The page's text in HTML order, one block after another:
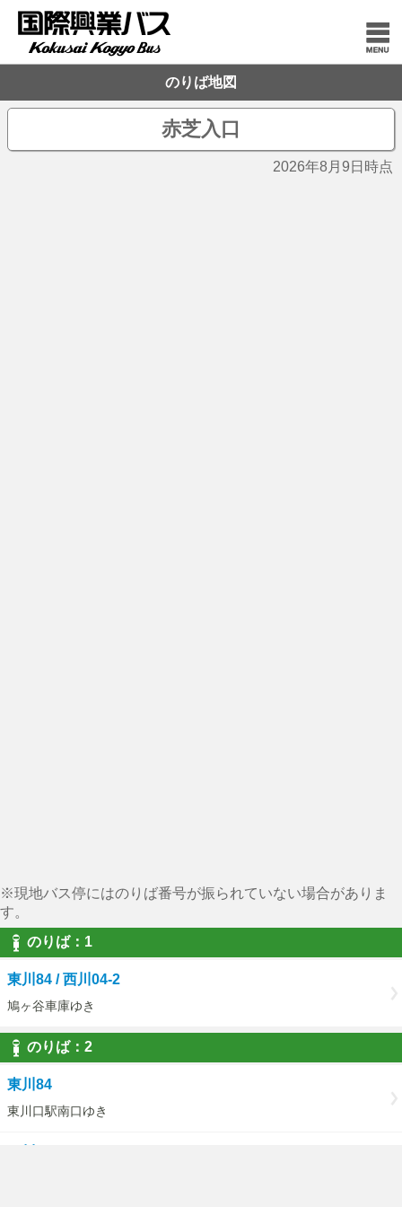
のりば地図
赤芝入口
2026年8月9日時点
※現地バス停にはのりば番号が振られていない場合がありま
す。
のりば：1
東川84 / 西川04-2
鳩ヶ谷車庫ゆき
のりば：2
東川84
東川口駅南口ゆき